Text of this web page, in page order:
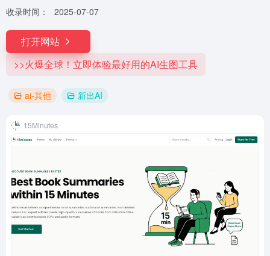
收录时间： 2025-07-07
打开网站
>>火爆全球！立即体验最好用的AI生图工具
ai-其他 新出AI
15Minutes